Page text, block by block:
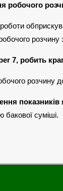
робочого
7, робить
розчину
показників
бакової суміші.